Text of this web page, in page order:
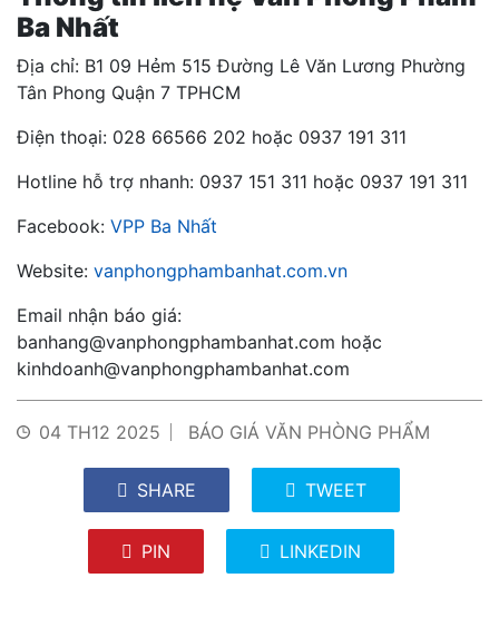
Ba Nhất
Địa chỉ: B1 09 Hẻm 515 Đường Lê Văn Lương Phường
Tân Phong Quận 7 TPHCM
Điện thoại: 028 66566 202 hoặc 0937 191 311
Hotline hỗ trợ nhanh: 0937 151 311 hoặc 0937 191 311
Facebook: VPP Ba Nhất
Website: vanphongphambanhat.com.vn
Email nhận báo giá:
banhang@vanphongphambanhat.com hoặc
kinhdoanh@vanphongphambanhat.com
04 TH12 2025 BÁO GIÁ VĂN PHÒNG PHẨM
SHARE TWEET
PIN LINKEDIN